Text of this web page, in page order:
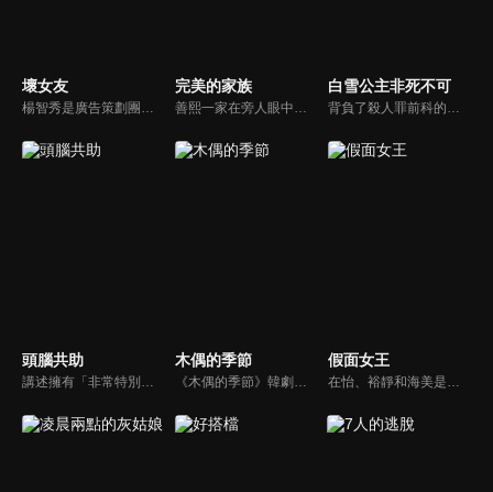
壞女友
楊智秀是廣告策劃團隊中的王牌。專業形象好又待人親切的形象，給她帶來高人氣也帶來了一些意想不到的麻煩，尤其是在愛情方面。當她發現自己愛上了冷酷的老闆尹泰吳時，她有些驚訝。因為同時間她也開始與文智浩約會。ㄧ顆心徘徊在兩個男人之間的狀況下，智秀尋求她的老朋友郭賢宇的建議...
完美的家族
善熙一家在旁人眼中看似無比幸福完美。直至某一天善熙捲進了朋友京浩的死亡案件中，但父母得知後卻異常冷靜。神秘的父母、圍繞善熙的黑幕以及幕後的真相，一個完美得可怕的家庭的故事即將開始...
白雪公主非死不可
背負了殺人罪前科的青年正宇，出獄後面對遭到顛覆的人生、滿懷敵意的鄰里、不再親暱的摯友與家人，仍舊試圖為自己翻案，重新發掘十年前案發當天的真相。
頭腦共助 木偶的季節 假面女王